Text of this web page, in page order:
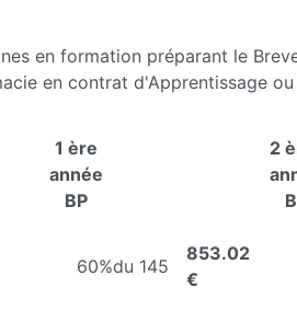
en formation préparant le
en contrat d'Apprentissage
1 ère
année
BP
2
60%du 145
853.02
€